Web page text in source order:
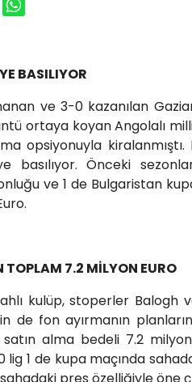
BASILIYOR
ve 3-0 kazanılan
ortaya koyan Angolalı
opsiyonuyla
basılıyor. Önceki
ve 1 de Bulgaristan
TOPLAM 7.2 MİLYON EURO
kulüp, stoperler
de fon ayırmanın
alma bedeli 7.2 milyon
lig 1 de kupa maçında
pres özelliğiyle öne